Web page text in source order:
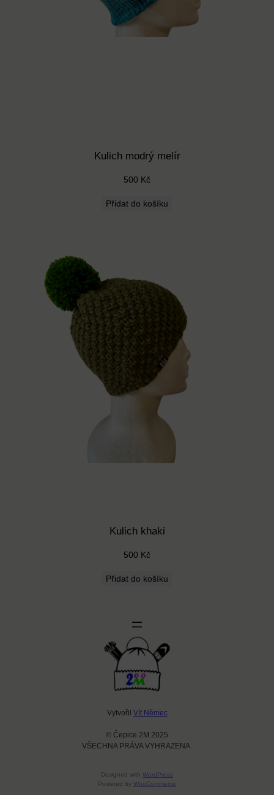
Kulich modrý melír
500 Kč
Přidat do košíku
Kulich khaki
500 Kč
Přidat do košíku
Vytvořil Vít Němec
© Čepice 2M 2025
VŠECHNA PRÁVA VYHRAZENA.
Designed with WordPress
Powered by WooCommerce